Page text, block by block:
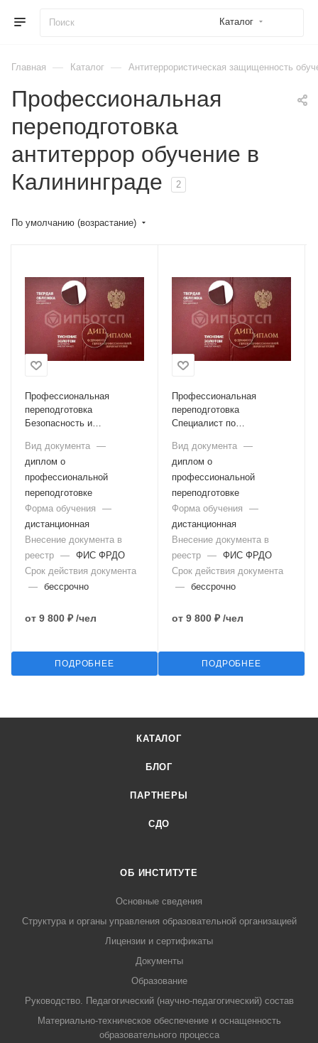
Каталог
Главная — Каталог — Антитеррористическая защищенность
Профессиональная
переподготовка
антитеррор обучение в
Калининграде
2
По умолчанию (возрастание)
Профессиональная
переподготовка
Безопасность и
защищенность объектов
(территорий)
образовательной
организации
Вид документа —
диплом о
профессиональной
переподготовке
Форма обучения
—
дистанционная
Внесение документа в
реестр — ФИС ФРДО
Срок действия документа
— бессрочно
от 9 800 ₽ /чел
ПОДРОБНЕЕ
Профессиональная
переподготовка
Специалист по
антитеррористической
защищенности объекта
(территории)
Вид документа —
диплом о
профессиональной
переподготовке
Форма обучения
—
дистанционная
Внесение документа в
реестр — ФИС ФРДО
Срок действия документа
— бессрочно
от 9 800 ₽ /чел
ПОДРОБНЕЕ
КАТАЛОГ
БЛОГ
ПАРТНЕРЫ
СДО
ОБ ИНСТИТУТЕ
Основные сведения
Структура и органы управления образовательной организацией
Лицензии и сертификаты
Документы
Образование
Руководство. Педагогический (научно-педагогический) состав
Материально-техническое обеспечение и оснащенность
образовательного процесса